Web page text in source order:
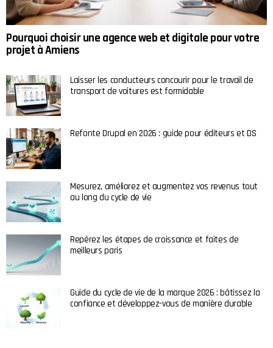
Pourquoi choisir une agence web et digitale pour votre
projet à Amiens
Laisser les conducteurs concourir pour le travail de
transport de voitures est formidable
Refonte Drupal en 2026 : guide pour éditeurs et DS
Mesurez, améliorez et augmentez vos revenus tout
au long du cycle de vie
Repérez les étapes de croissance et faites de
meilleurs paris
Guide du cycle de vie de la marque 2026 : bâtissez la
confiance et développez-vous de manière durable